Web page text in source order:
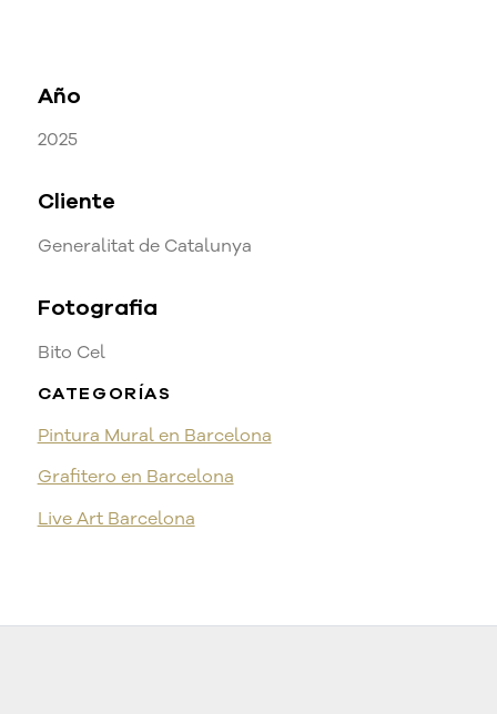
Año
2025
Cliente
Generalitat de Catalunya
Fotografia
Bito Cel
CATEGORÍAS
Pintura Mural en Barcelona
Grafitero en Barcelona
Live Art Barcelona